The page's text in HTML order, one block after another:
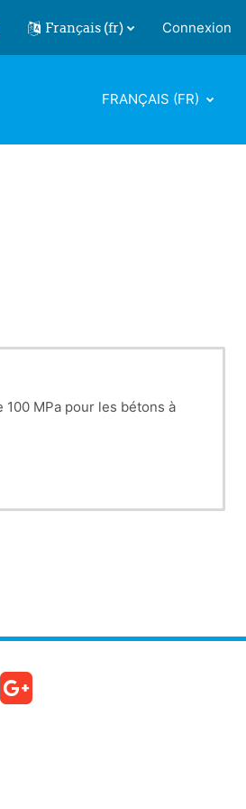
désactiver la saisie de
Français ‎(fr)‎ Connexion
FRANÇAIS ‎(FR)‎
MPa pour les bétons à